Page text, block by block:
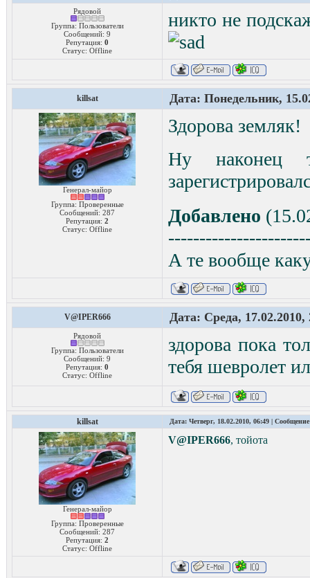
Рядовой
Группа: Пользователи
Сообщений: 9
Репутация: 0
Статус: Offline
никто не
killsat Дата: Понедельник,
Генерал-майор
Группа: Проверенные
Сообщений: 287
Репутация: 2
Статус: Offline
Здорова земляк!
Ну наконец
Добавлено
А те вообще
V@IPER666 Дата: Среда,
Рядовой
Группа: Пользователи
Сообщений: 9
Репутация: 0
Статус: Offline
здорова пока
тебя шевролет
killsat Дата: Четверг, 18.02.2010, 06:49 |
Генерал-майор
Группа: Проверенные
Сообщений: 287
Репутация: 2
Статус: Offline
V@IPER666, тойота